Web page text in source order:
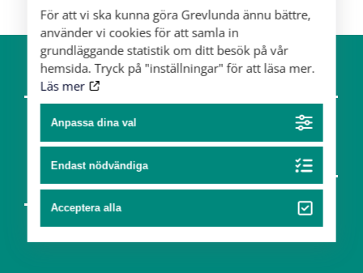
Om gården
Team
Partners
Konst & design
Design
För att vi ska kunna göra Grevlunda ännu bättre,
använder vi cookies för att samla in
grundläggande statistik om ditt besök på vår
hemsida. Tryck på "inställningar" för att läsa mer.
Läs mer
Anpassa dina val
Endast nödvändiga
Acceptera alla